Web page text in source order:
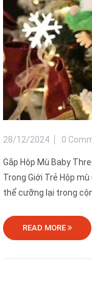
28/12/2024 0
Gắp Hộp Mù Baby
Trong Giới Trẻ Hộp
thể cưỡng lại trong
READ MORE